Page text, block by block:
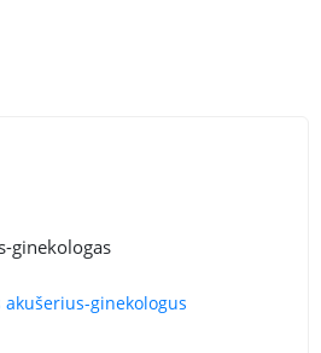
ginekologas
ginekologus